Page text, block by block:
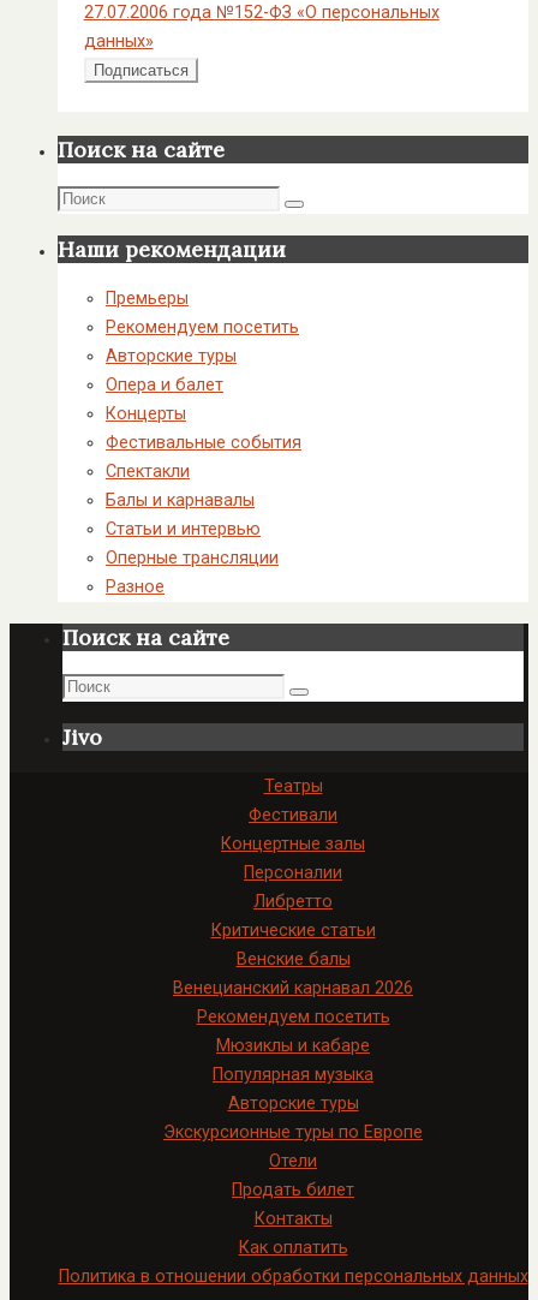
27.07.2006 года №152-ФЗ «О персональных
данных»
Поиск на сайте
Поиск
Поиск
Наши рекомендации
Премьеры
Рекомендуем посетить
Авторские туры
Опера и балет
Концерты
Фестивальные события
Спектакли
Балы и карнавалы
Статьи и интервью
Оперные трансляции
Разное
Поиск на сайте
Поиск
Поиск
Jivo
Театры
Фестивали
Концертные залы
Персоналии
Либретто
Критические статьи
Венские балы
Венецианский карнавал 2026
Рекомендуем посетить
Мюзиклы и кабаре
Популярная музыка
Авторские туры
Экскурсионные туры по Европе
Отели
Продать билет
Контакты
Как оплатить
Политика в отношении обработки персональных данных